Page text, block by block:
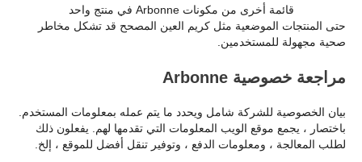
قائمة أخرى من مكونات Arbonne في منتج واحد
حتى المنتجات الموضعية مثل كريم العين المصحح قد تشكل مخاطر
صحية مجهولة للمستخدمين.
مراجعة خصوصية Arbonne
بيان الخصوصية للشركة شامل ويحدد ما يتم عمله بمعلومات المستخدم.
باختصار ، يجمع موقع الويب المعلومات التي تقدمها لهم. يفعلون ذلك
لطلب المعالجة ، ومعلومات الدفع ، وتوفير تنقل أفضل للموقع ، إلخ.